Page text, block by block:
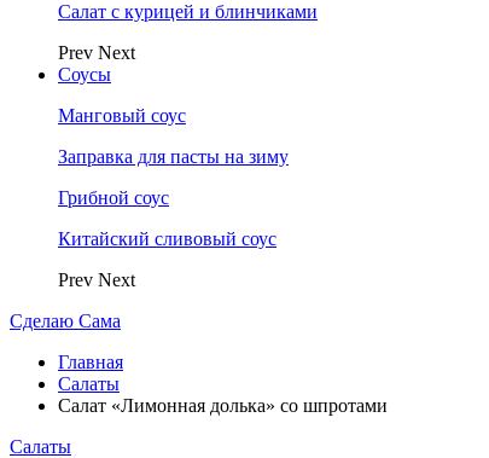
Салат с курицей и блинчиками
Prev Next
Соусы
Манговый соус
Заправка для пасты на зиму
Грибной соус
Китайский сливовый соус
Prev Next
Сделаю Сама
Главная
Салаты
Салат «Лимонная долька» со шпротами
Салаты